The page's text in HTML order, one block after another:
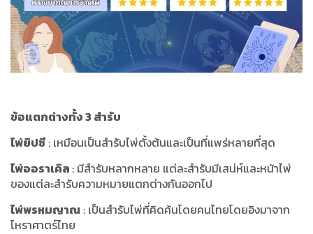
ข้อแตกต่างทั้ง 3 สำรับ
ไพ่ยิปซี : เหมือนเป็นสำรับไพ่ตั้งต้นและเป็นที่แพร่หลายที่สุด
ไพ่ออราเคิล : มีสำรับหลากหลาย แต่ละสำรับมีเสน่ห์และหน้าไพ่
ของแต่ละสำรับความหมายแตกต่างกันออกไป
ไพ่พรหมญาณ : เป็นสำรับไพ่ที่คิดค้นโดยคนไทยโดยอิงมาจาก
โหราศาตร์ไทย